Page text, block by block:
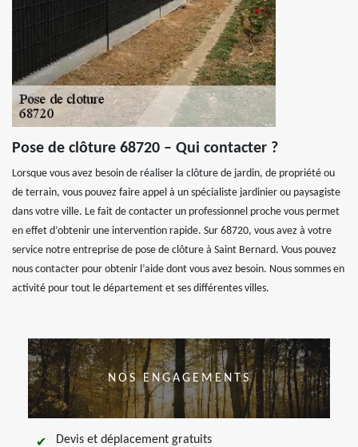
Pose de clôture 68720 – Qui contacter ?
Lorsque vous avez besoin de réaliser la clôture de jardin, de propriété ou
de terrain, vous pouvez faire appel à un spécialiste jardinier ou paysagiste
dans votre ville. Le fait de contacter un professionnel proche vous permet
en effet d’obtenir une intervention rapide. Sur 68720, vous avez à votre
service notre entreprise de pose de clôture à Saint Bernard. Vous pouvez
nous contacter pour obtenir l’aide dont vous avez besoin. Nous sommes en
activité pour tout le département et ses différentes villes.
NOS ENGAGEMENTS
Devis et déplacement gratuits